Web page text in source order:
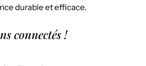
durable et efficace.
connectés !